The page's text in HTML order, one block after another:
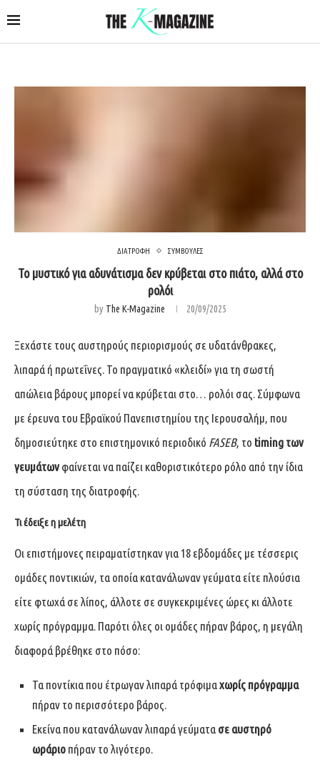
ΔΙΑΤΡΟΦΗ ΣΥΜΒΟΥΛΕΣ
Το μυστικό για αδυνάτισμα δεν κρύβεται στο πιάτο, αλλά στο
ρολόι
by The K-Magazine 20/09/2025
Ξεχάστε τους αυστηρούς περιορισμούς σε υδατάνθρακες,
λιπαρά ή πρωτεΐνες. Το πραγματικό «κλειδί» για τη σωστή
απώλεια βάρους μπορεί να κρύβεται στο… ρολόι σας. Σύμφωνα
με έρευνα του Εβραϊκού Πανεπιστημίου της Ιερουσαλήμ, που
δημοσιεύτηκε στο επιστημονικό περιοδικό FASEB, το timing των
γευμάτωνφαίνεται να παίζει καθοριστικότερο ρόλο από την ίδια
τη σύσταση της διατροφής.
Τι έδειξε η μελέτη
Οι επιστήμονες πειραματίστηκαν για 18 εβδομάδες με τέσσερις
ομάδες ποντικιών, τα οποία κατανάλωναν γεύματα είτε πλούσια
είτε φτωχά σε λίπος, άλλοτε σε συγκεκριμένες ώρες κι άλλοτε
χωρίς πρόγραμμα. Παρότι όλες οι ομάδες πήραν βάρος, η μεγάλη
διαφορά βρέθηκε στο πόσο:
Τα ποντίκια που έτρωγαν λιπαρά τρόφιμαχωρίς πρόγραμμα
πήραν το περισσότερο βάρος.
Εκείνα που κατανάλωναν λιπαρά γεύματα σε αυστηρό
ωράριο πήραν το λιγότερο.